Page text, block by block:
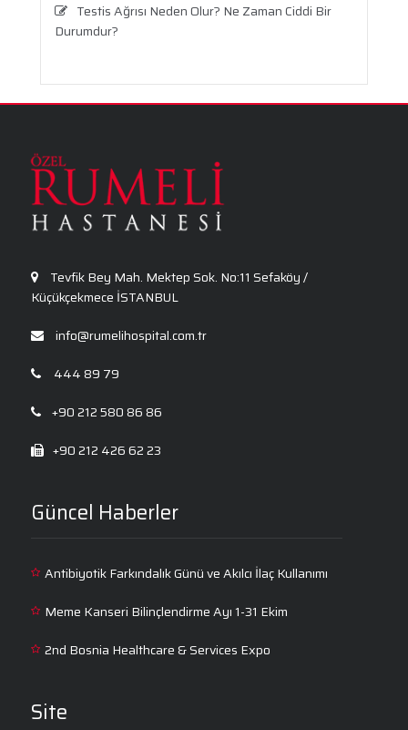
Testis Ağrısı Neden Olur? Ne Zaman Ciddi Bir
Durumdur?
Aronya Faydaları Nelerdir?
Kalp Ritim Bozukluğu
Anksiyete Bozukluğu: Belirtiler, Nedenler, Tanı
ve Etkili Tedavi Seçenekleri
Tevfik Bey Mah. Mektep Sok. No:11 Sefaköy /
Küçükçekmece İSTANBUL
info@rumelihospital.com.tr
444 89 79
+90 212 580 86 86
+90 212 426 62 23
Güncel Haberler
Antibiyotik Farkındalık Günü ve Akılcı İlaç Kullanımı
Meme Kanseri Bilinçlendirme Ayı 1-31 Ekim
2nd Bosnia Healthcare & Services Expo
Site